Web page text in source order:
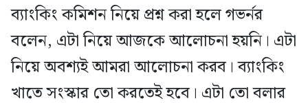
ব্যাংকিং কমিশন নিয়ে প্রশ্ন করা হলে গভর্নর
বলেন, এটা নিয়ে আজকে আলোচনা হয়নি। এটা
নিয়ে অবশ্যই আমরা আলোচনা করব। ব্যাংকিং
খাতে সংস্কার তো করতেই হবে। এটা তো বলার